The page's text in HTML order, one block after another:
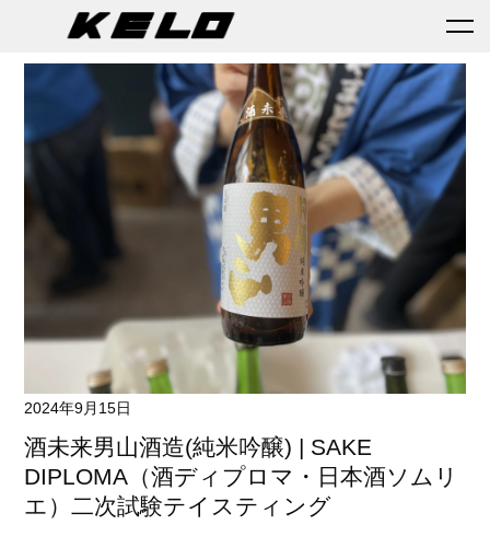
2024年9月15日
酒未来男山酒造(純米吟醸) | SAKE
DIPLOMA（酒ディプロマ・日本酒ソムリ
エ）二次試験テイスティング